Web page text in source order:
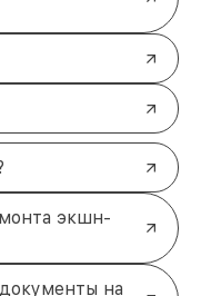
экшн-
на